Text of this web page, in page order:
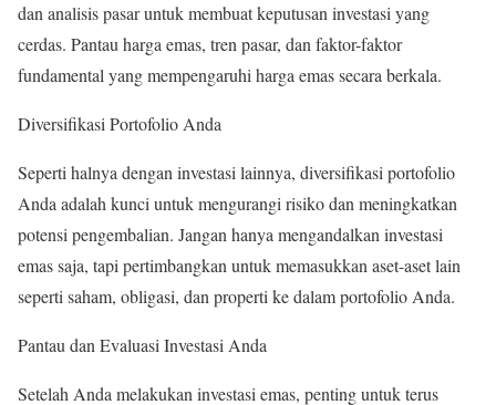
dan analisis pasar untuk membuat keputusan investasi yang
cerdas. Pantau harga emas, tren pasar, dan faktor-faktor
fundamental yang mempengaruhi harga emas secara berkala.
Diversifikasi Portofolio Anda
Seperti halnya dengan investasi lainnya, diversifikasi portofolio
Anda adalah kunci untuk mengurangi risiko dan meningkatkan
potensi pengembalian. Jangan hanya mengandalkan investasi
emas saja, tapi pertimbangkan untuk memasukkan aset-aset lain
seperti saham, obligasi, dan properti ke dalam portofolio Anda.
Pantau dan Evaluasi Investasi Anda
Setelah Anda melakukan investasi emas, penting untuk terus